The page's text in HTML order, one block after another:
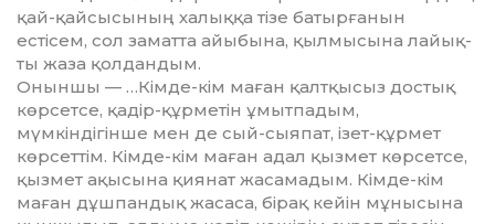
қай-қайсысының ха­лыққа тізе батырғанын
естісем, сол за­матта айыбына, қылмысына лайық­
ты жаза қолдандым.
Оныншы — …Кімде-кім маған қалт­қысыз достық
көрсетсе, қадір-құр­метін ұмытпадым,
мүмкіндігінше мен де сый-сыяпат, ізет-құрмет
көр­сеттім. Кімде-кім маған адал қызмет көр­сетсе,
қызмет ақысына қиянат жа­самадым. Кімде-кім
маған дұш­пан­дық жасаса, бірақ кейін мұны­сы­на